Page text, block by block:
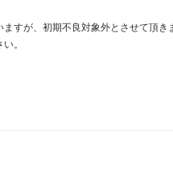
すが、初期不良対象外とさせて頂き
。